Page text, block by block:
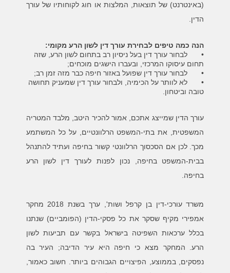
(באינטרנט) של תוצאות, המלצות או חוג לקוחותיו של עורך
הדין.
הנה כמה טיפים לבחירת עורך דין לשון הרע מקומי:
•
לבחור עורך דין בעל ניסיון רב בתחום לשון הרע, שזה
תחום עיסוקו המרכזי, ובעברו הישגים מוכחים;
•
לבחור עורך דין שפועל באזור חיפה כבר מזה זמן רב;
•
לא לוותר על הכימיה, ולבחור עורך דין שמעניק תחושה
טובה וביטחון.
עורך הדין שמייצג אתכם, אמור להכיר היטב, מלבד המטריה
המשפטית, את בתי-המשפט הרלוונטיים, על כל המשתמע
מכך. לכן אם הסכסוך הרלוונטי קשור בחיפה ועתיד להתנהל
בבית-המשפט בחיפה, נכון לפנות לעורך דין לשון הרע
בחיפה.
משרד עורכי-דין בן קרפל ושות', ערך בשנת 2018 מחקר
אמפירי מקיף שסקר את כל פסקי-הדין (הפומביים) שנתנו
בכלל ערכאות השפיטה בישראל בקשר עם תביעות לשון
הרע. המחקר מצא כי חיפה היא עיר הדיבה; העיר בה
נפסקים, בממוצע, הפיצויים הגבוהים ביותר. חשוב כאמור,